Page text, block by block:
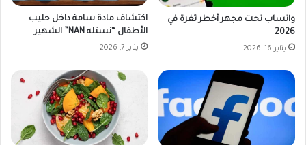
واتساب تحت مجهر أخطر ثغرة في
2026
يناير 16, 2026
اكتشاف مادة سامة داخل حليب
الأطفال “نستله NAN” الشهير
يناير 7, 2026